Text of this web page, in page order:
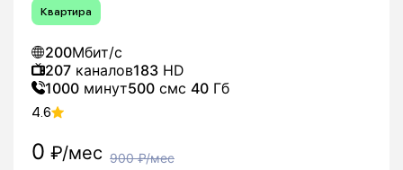
Квартира
200Мбит/с
207 каналов183 HD
1000 минут500 смс 40 Гб
4.6
0 ₽/мес 900₽/мес